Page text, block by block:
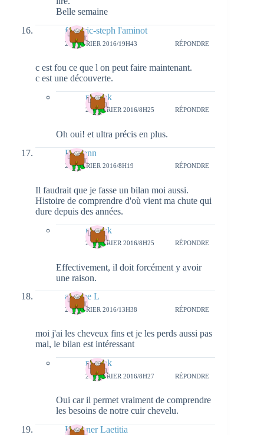
Belle semaine
frederic-steph l'aminot
26 FÉVRIER 2016/19H43 RÉPONDRE
c est fou ce que l on peut faire maintenant.
c est une découverte.
natieak
29 FÉVRIER 2016/8H25 RÉPONDRE
Oh oui! et ultra précis en plus.
Djahann
28 FÉVRIER 2016/8H19 RÉPONDRE
Il faudrait que je fasse un bilan moi aussi.
Histoire de comprendre d'où vient ma chute qui
dure depuis des années.
natieak
29 FÉVRIER 2016/8H25 RÉPONDRE
Effectivement, il doit forcément y avoir
une raison.
adeline L
28 FÉVRIER 2016/13H38 RÉPONDRE
moi j'ai les cheveux fins et je les perds aussi pas
mal, le bilan est intéressant
natieak
29 FÉVRIER 2016/8H27 RÉPONDRE
Oui car il permet vraiment de comprendre
les besoins de notre cuir chevelu.
Kirchner Laetitia